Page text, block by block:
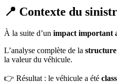
📍 Contexte du
À la suite d’un impact important
L’analyse complète de la
la valeur du véhicule.
👉 Résultat : le véhicule a été